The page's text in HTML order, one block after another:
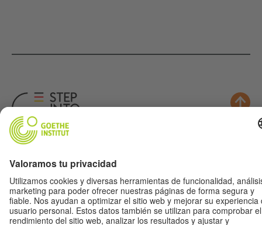
Música Fútbol Cine
Acerca de nosotros